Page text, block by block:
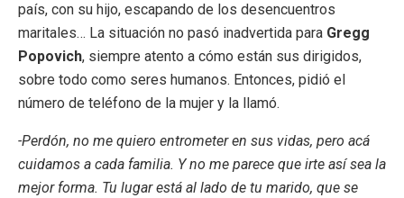
país, con su hijo, escapando de los desencuentros
maritales… La situación no pasó inadvertida para Gregg
Popovich, siempre atento a cómo están sus dirigidos,
sobre todo como seres humanos. Entonces, pidió el
número de teléfono de la mujer y la llamó.
-Perdón, no me quiero entrometer en sus vidas, pero acá
cuidamos a cada familia. Y no me parece que irte así sea la
mejor forma. Tu lugar está al lado de tu marido, que se